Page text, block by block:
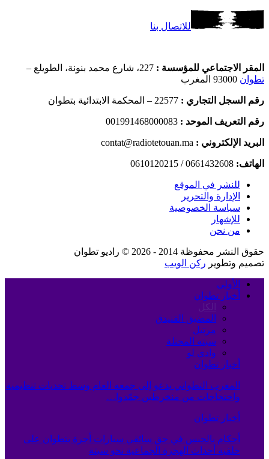
للاتصال بنا
المقر الاجتماعي للمؤسسة : 227، شارع محمد بنونة، الطويلع –
تطوان
رقم السجل التجاري : 22577 – المحكمة الابتدائية بتطوان
رقم التعريف الموحد : 001991468000083
البريد الإلكتروني : contat@radiotetouan.ma
الهاتف: 0661432608 / 0610120215
للنشر في الموقع
الإدارة والتحرير
سياسة الخصوصية
للإشهار
من نحن
حقوق النشر محفوظة 2014 - 2026 © راديو تطوان
تصميم وتطوير ركن الويب
الأولى
أخبار تطوان
الكل
المضيق الفنيدق
مرتيل
سبته المحتلة
وادي لو
أخبار تطوان
المغرب التطواني يدعو إلى جمعه العام وسط تحديات تنظيمية
واحتجاجات من منخرطين جمّدوا…
أخبار تطوان
أحكام بالحبس في حق سائقي سيارات أجرة بتطوان على
خلفية أحداث الهجرة الجماعية نحو سبتة